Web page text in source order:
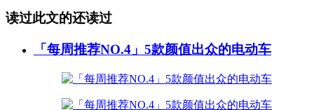
读过此文的还读过
「每周推荐NO.4」5款颜值出众的电动车